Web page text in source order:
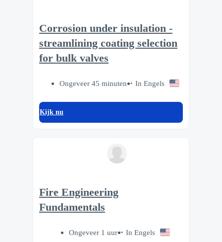
Corrosion under insulation -
streamlining coating selection
for bulk valves
Ongeveer 45 minuten In Engels
Kijk nu
Fire Engineering
Fundamentals
Ongeveer 1 uur In Engels